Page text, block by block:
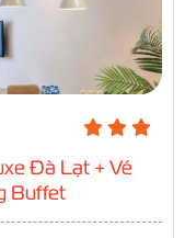
Đà Lạt + Vé
Buffet